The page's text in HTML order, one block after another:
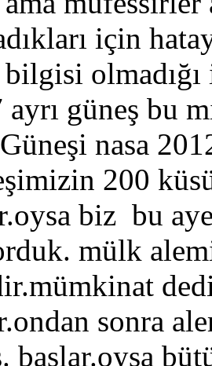
için
ayrı güneş bu
nasa
200
biz bu
mülk
sonra
başlar.oysa